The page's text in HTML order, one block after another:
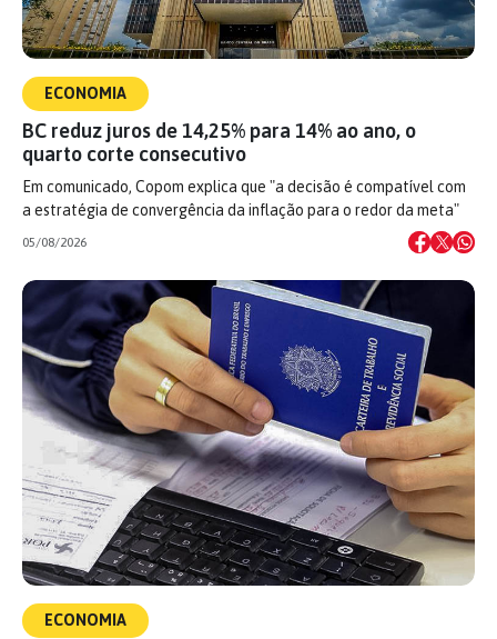
ECONOMIA
BC reduz juros de 14,25% para 14% ao ano, o
quarto corte consecutivo
Em comunicado, Copom explica que "a decisão é compatível com
a estratégia de convergência da inflação para o redor da meta"
05/08/2026
ECONOMIA